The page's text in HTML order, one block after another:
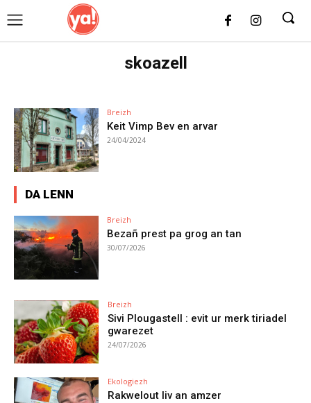
skoazell
Breizh
Keit Vimp Bev en arvar
24/04/2024
DA LENN
Breizh
Bezañ prest pa grog an tan
30/07/2026
Breizh
Sivi Plougastell : evit ur merk tiriadel
gwarezet
24/07/2026
Ekologiezh
Rakwelout liv an amzer